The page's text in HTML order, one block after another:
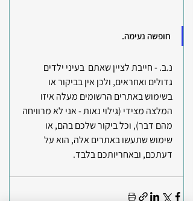
חופשה נעימה.
נ.ב. - חייבת לציין שאתם  בעיני ילדים
גדולים ואחראים, ולכן אין בביקור או
בשימוש באתרים הרשומים מעלה איזו
המלצה מצידי (גילוי נאות - אני לא מרוויחה
מהם דבר), וכל ביקור שלכם בהם, או
שימוש שתעשו באתרים אלה, הוא על
דעתכם, ובאחריותכם בלבד.